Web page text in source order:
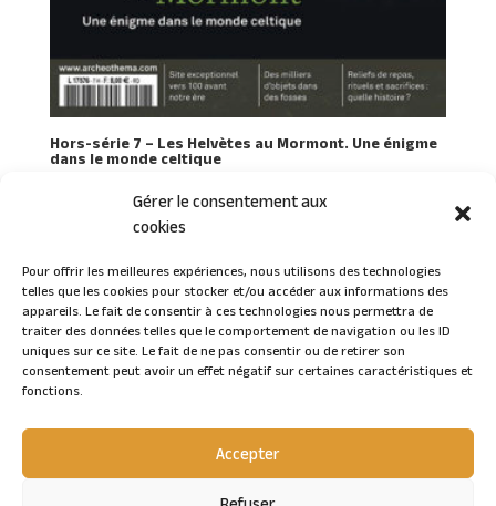
Gérer le consentement aux
cookies
Pour offrir les meilleures expériences, nous utilisons des technologies
telles que les cookies pour stocker et/ou accéder aux informations des
appareils. Le fait de consentir à ces technologies nous permettra de
traiter des données telles que le comportement de navigation ou les ID
uniques sur ce site. Le fait de ne pas consentir ou de retirer son
consentement peut avoir un effet négatif sur certaines caractéristiques et
fonctions.
Accepter
Hors-série 7 – Les Helvètes au Mormont. Une énigme
dans le monde celtique
Connexion